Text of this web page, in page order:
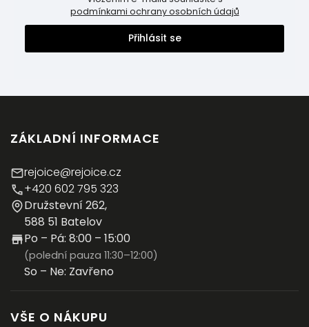
podmínkami ochrany osobních údajů
Přihlásit se
ZÁKLADNÍ INFORMACE
rejoice@rejoice.cz
+420 602 795 323
Družstevní 262,
588 51 Batelov
Po – Pá: 8:00 – 15:00
(polední pauza 11:30–12:00)
So – Ne: Zavřeno
VŠE O NÁKUPU